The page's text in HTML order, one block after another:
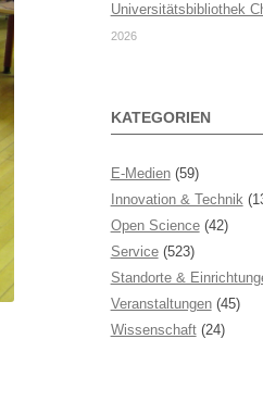
Universitätsbibliothek
2026
KATEGORIEN
E-Medien(59)
Innovation & Technik
Open Science(42)
Service(523)
Standorte &
Veranstaltungen(45)
Wissenschaft(24)